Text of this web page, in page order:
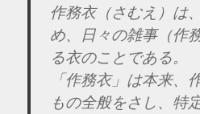
作務衣（さむえ）は
め、日々の雑事（作
る衣のことである。
「作務衣」は本来、
もの全般をさし、特